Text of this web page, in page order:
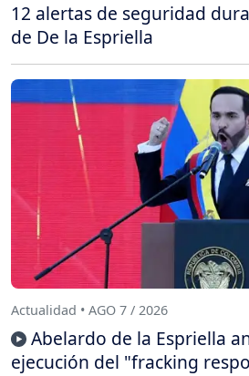
12 alertas de seguridad
de De la Espriella
Actualidad • AGO 7 / 2026
Abelardo de la Espriella
ejecución del "fracking